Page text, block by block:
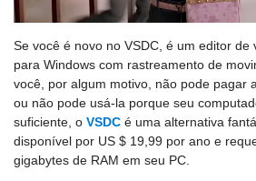
Se você é novo no VSDC, é um editor de
para Windows com rastreamento de
você, por algum motivo, não pode pagar
ou não pode usá-la porque seu
suficiente, o VSDC é uma alternativa
disponível por US $ 19,99 por ano e
gigabytes de RAM em seu PC.